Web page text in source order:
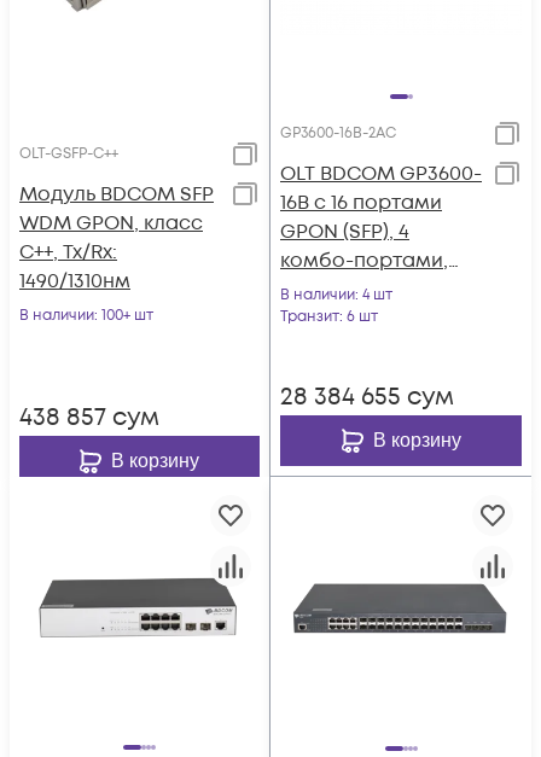
OLT-GSFP-C++
Модуль BDCOM SFP
WDM GPON, класс
С++, Tx/Rx:
1490/1310нм
В наличии: 100+ шт
438 857 сум
В корзину
GP3600-16B-2AC
OLT BDCOM GP3600-
16B с 16 портами
GPON (SFP), 4
комбо-портами,
4хSFP, 4 SFP+, 2 БП АC
В наличии: 4 шт
Транзит: 6 шт
28 384 655 сум
В корзину